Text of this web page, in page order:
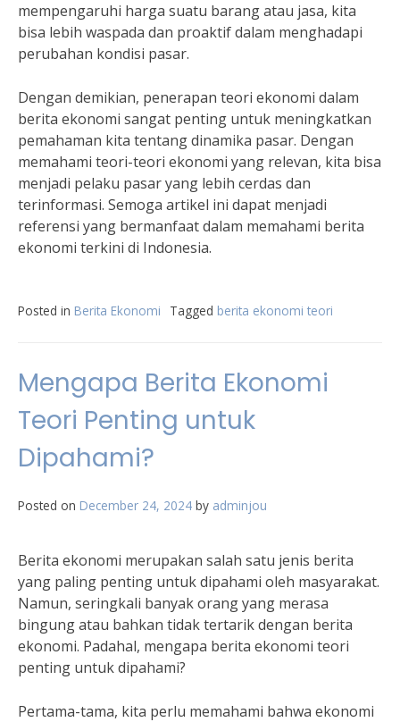
mempengaruhi harga suatu barang atau jasa, kita
bisa lebih waspada dan proaktif dalam menghadapi
perubahan kondisi pasar.
Dengan demikian, penerapan teori ekonomi dalam
berita ekonomi sangat penting untuk meningkatkan
pemahaman kita tentang dinamika pasar. Dengan
memahami teori-teori ekonomi yang relevan, kita bisa
menjadi pelaku pasar yang lebih cerdas dan
terinformasi. Semoga artikel ini dapat menjadi
referensi yang bermanfaat dalam memahami berita
ekonomi terkini di Indonesia.
Posted in Berita Ekonomi Tagged berita ekonomi teori
Mengapa Berita Ekonomi
Teori Penting untuk
Dipahami?
Posted on December 24, 2024 by adminjou
Berita ekonomi merupakan salah satu jenis berita
yang paling penting untuk dipahami oleh masyarakat.
Namun, seringkali banyak orang yang merasa
bingung atau bahkan tidak tertarik dengan berita
ekonomi. Padahal, mengapa berita ekonomi teori
penting untuk dipahami?
Pertama-tama, kita perlu memahami bahwa ekonomi